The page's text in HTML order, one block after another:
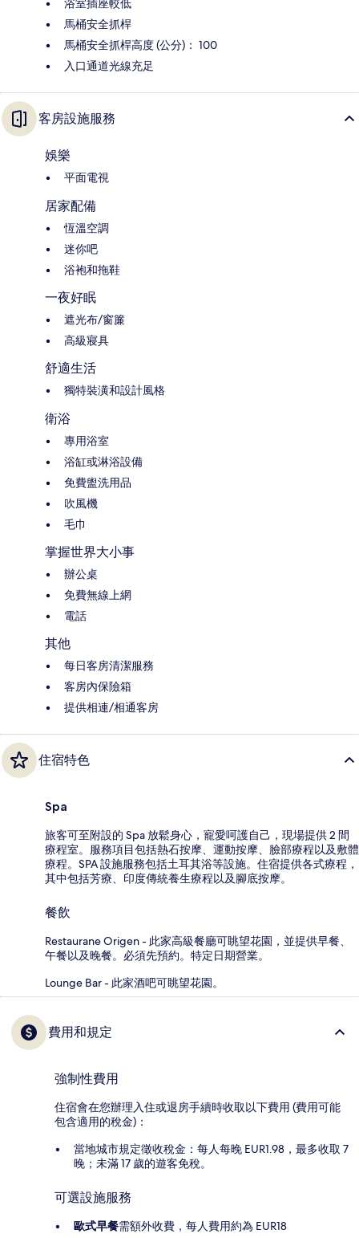
浴室插座較低
馬桶安全抓桿
馬桶安全抓桿高度 (公分)： 100
入口通道光線充足
客房設施服務
娛樂
平面電視
居家配備
恆溫空調
迷你吧
浴袍和拖鞋
一夜好眠
遮光布/窗簾
高級寢具
舒適生活
獨特裝潢和設計風格
衛浴
專用浴室
浴缸或淋浴設備
免費盥洗用品
吹風機
毛巾
掌握世界大小事
辦公桌
免費無線上網
電話
其他
每日客房清潔服務
客房內保險箱
提供相連/相通客房
住宿特色
Spa
旅客可至附設的 Spa 放鬆身心，寵愛呵護自己，現場提供 2 間
療程室。服務項目包括熱石按摩、運動按摩、臉部療程以及敷體
療程。SPA 設施服務包括土耳其浴等設施。住宿提供各式療程，
其中包括芳療、印度傳統養生療程以及腳底按摩。
餐飲
Restaurane Origen - 此家高級餐廳可眺望花園，並提供早餐、
午餐以及晚餐。必須先預約。特定日期營業。
Lounge Bar - 此家酒吧可眺望花園。
費用和規定
強制性費用
住宿會在您辦理入住或退房手續時收取以下費用 (費用可能
包含適用的稅金)：
當地城市規定徵收稅金：每人每晚 EUR1.98，最多收取 7
晚；未滿 17 歲的遊客免稅。
可選設施服務
歐式早餐需額外收費，每人費用約為 EUR18